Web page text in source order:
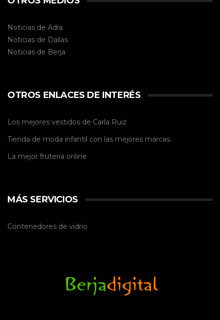
Noticias de Adra
Noticias de Dalías
Noticias de Berja
OTROS ENLACES DE INTERÉS
Los mejores vestidos de Carla Ruiz
Tienda de moda infantil con las mejores marcas
La mejor fruteria online
MÁS SERVICIOS
Contenedores de vidrio